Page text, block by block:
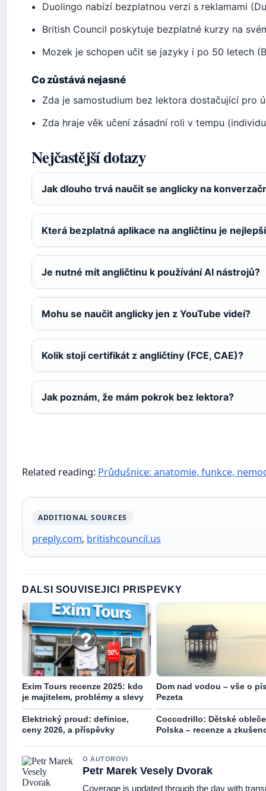
Duolingo nabízí bezplatnou verzi s reklamami
British Council poskytuje bezplatné kurzy na
Mozek je schopen učit se jazyky i po 50 letech
Co zůstává nejasné
Zda je samostudium bez lektora dostačující pro
Zda hraje věk učení zásadní roli v tempu
Nejčastější dotazy
Jak dlouho trvá naučit se anglicky na
Která bezplatná aplikace na angličtinu je
Je nutné mít angličtinu k používání AI nástrojů?
Mohu se naučit anglicky jen z YouTube videí?
Kolik stojí certifikát z angličtiny (FCE, CAE)?
Jak poznám, že mám pokrok bez lektora?
Related reading: Průdušnice: anatomie, funkce,
ADDITIONAL SOURCES
preply.com, britishcouncil.us
DALSI SOUVISEJICI PRISPEVKY
Exim Tours recenze 2025: kdo
je majitelem, problémy a slevy
Dom nad vodou – vše o
Pezeta
Elektrický proud: definice,
ceny 2026, a příspěvky
Coccodrillo: Dětské
Polska – recenze a
O AUTOROVI
Petr Marek Vesely Dvorak
Coverage is updated through the day with